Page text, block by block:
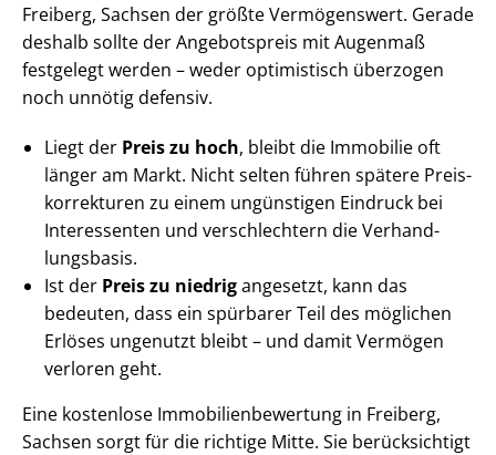
Freiberg, Sachsen der größte Vermögenswert. Gerade
deshalb sollte der Angebotspreis mit Augenmaß
festgelegt werden – weder optimistisch überzogen
noch unnötig defensiv.
Liegt der Preis zu hoch, bleibt die Immobilie oft
länger am Markt. Nicht selten führen spätere Preis­
kor­rek­tu­ren zu einem ungünstigen Eindruck bei
Interessenten und verschlechtern die Ver­hand­
lungs­ba­sis.
Ist der Preis zu niedrigangesetzt, kann das
bedeuten, dass ein spürbarer Teil des möglichen
Erlöses ungenutzt bleibt – und damit Vermögen
verloren geht.
Eine kostenlose Im­mo­bi­li­en­be­wer­tung in Freiberg,
Sachsen sorgt für die richtige Mitte. Sie berücksichtigt